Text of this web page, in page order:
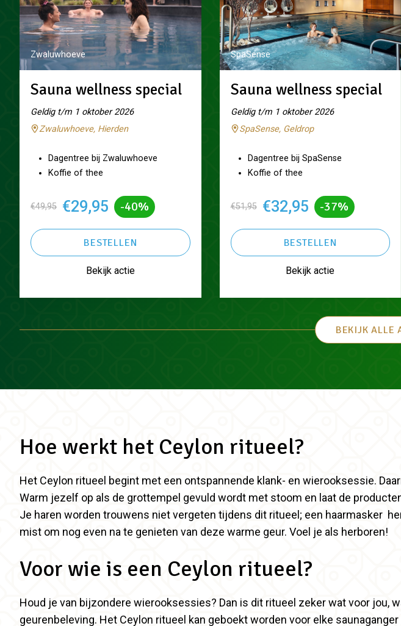
Zwaluwhoeve
Sauna wellness special
Geldig t/m 1 oktober 2026
Zwaluwhoeve, Hierden
Dagentree bij Zwaluwhoeve
Koffie of thee
€49,95 €29,95 -40%
BESTELLEN
Bekijk actie
SpaSense
Sauna wellness special
Geldig t/m 1 oktober 2026
SpaSense, Geldrop
Dagentree bij SpaSense
Koffie of thee
€51,95 €32,95 -37%
BESTELLEN
Bekijk actie
BEKIJK ALLE
Hoe werkt het Ceylon ritueel?
Het Ceylon ritueel begint met een ontspannende klank- en wierooksessie.
Warm jezelf op als de grottempel gevuld wordt met stoom en laat de
Je haren worden trouwens niet vergeten tijdens dit ritueel; een haarmasker
mist om nog even na te genieten van deze warme geur. Voel je als herboren!
Voor wie is een Ceylon ritueel?
Houd je van bijzondere wierooksessies? Dan is dit ritueel zeker wat voor jou,
geurenbeleving. Het Ceylon ritueel kan geboekt worden voor elke